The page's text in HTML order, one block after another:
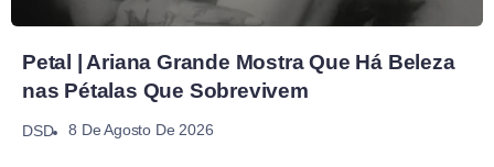
Petal | Ariana Grande Mostra Que Há Beleza
nas Pétalas Que Sobrevivem
DSD 8 De Agosto De 2026